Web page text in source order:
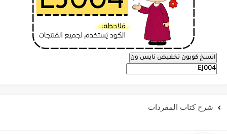
انسخ كوبون تخفيض نايس ون
شرح كتاب المفردات